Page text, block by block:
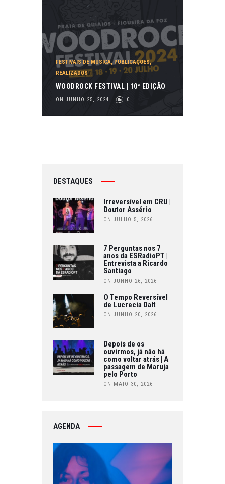
FESTIVAIS DE MÚSICA,PUBLICAÇÕES,
REALIZADOS
WOODROCK FESTIVAL | 10ª EDIÇÃO
ON JUNHO 25, 2024 0
DESTAQUES
Irreversível em CRU |
Doutor Assério
ON JULHO 5, 2026
7 Perguntas nos 7
anos da ESRadioPT |
Entrevista a Ricardo
Santiago
ON JUNHO 26, 2026
O Tempo Reversível
de Lucrecia Dalt
ON JUNHO 20, 2026
Depois de os
ouvirmos, já não há
como voltar atrás | A
passagem de Maruja
pelo Porto
ON MAIO 30, 2026
AGENDA